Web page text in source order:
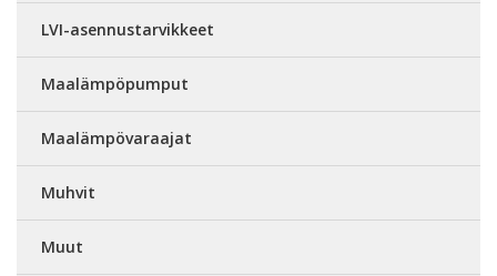
LVI-asennustarvikkeet
Maalämpöpumput
Maalämpövaraajat
Muhvit
Muut